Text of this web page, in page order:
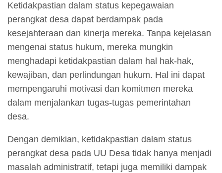
Ketidakpastian dalam status kepegawaian
perangkat desa dapat berdampak pada
kesejahteraan dan kinerja mereka. Tanpa kejelasan
mengenai status hukum, mereka mungkin
menghadapi ketidakpastian dalam hal hak-hak,
kewajiban, dan perlindungan hukum. Hal ini dapat
mempengaruhi motivasi dan komitmen mereka
dalam menjalankan tugas-tugas pemerintahan
desa.
Dengan demikian, ketidakpastian dalam status
perangkat desa pada UU Desa tidak hanya menjadi
masalah administratif, tetapi juga memiliki dampak